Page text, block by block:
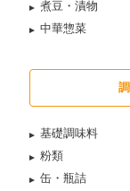
煮豆・漬物
中華惣菜
基礎調味料
粉類
缶・瓶詰